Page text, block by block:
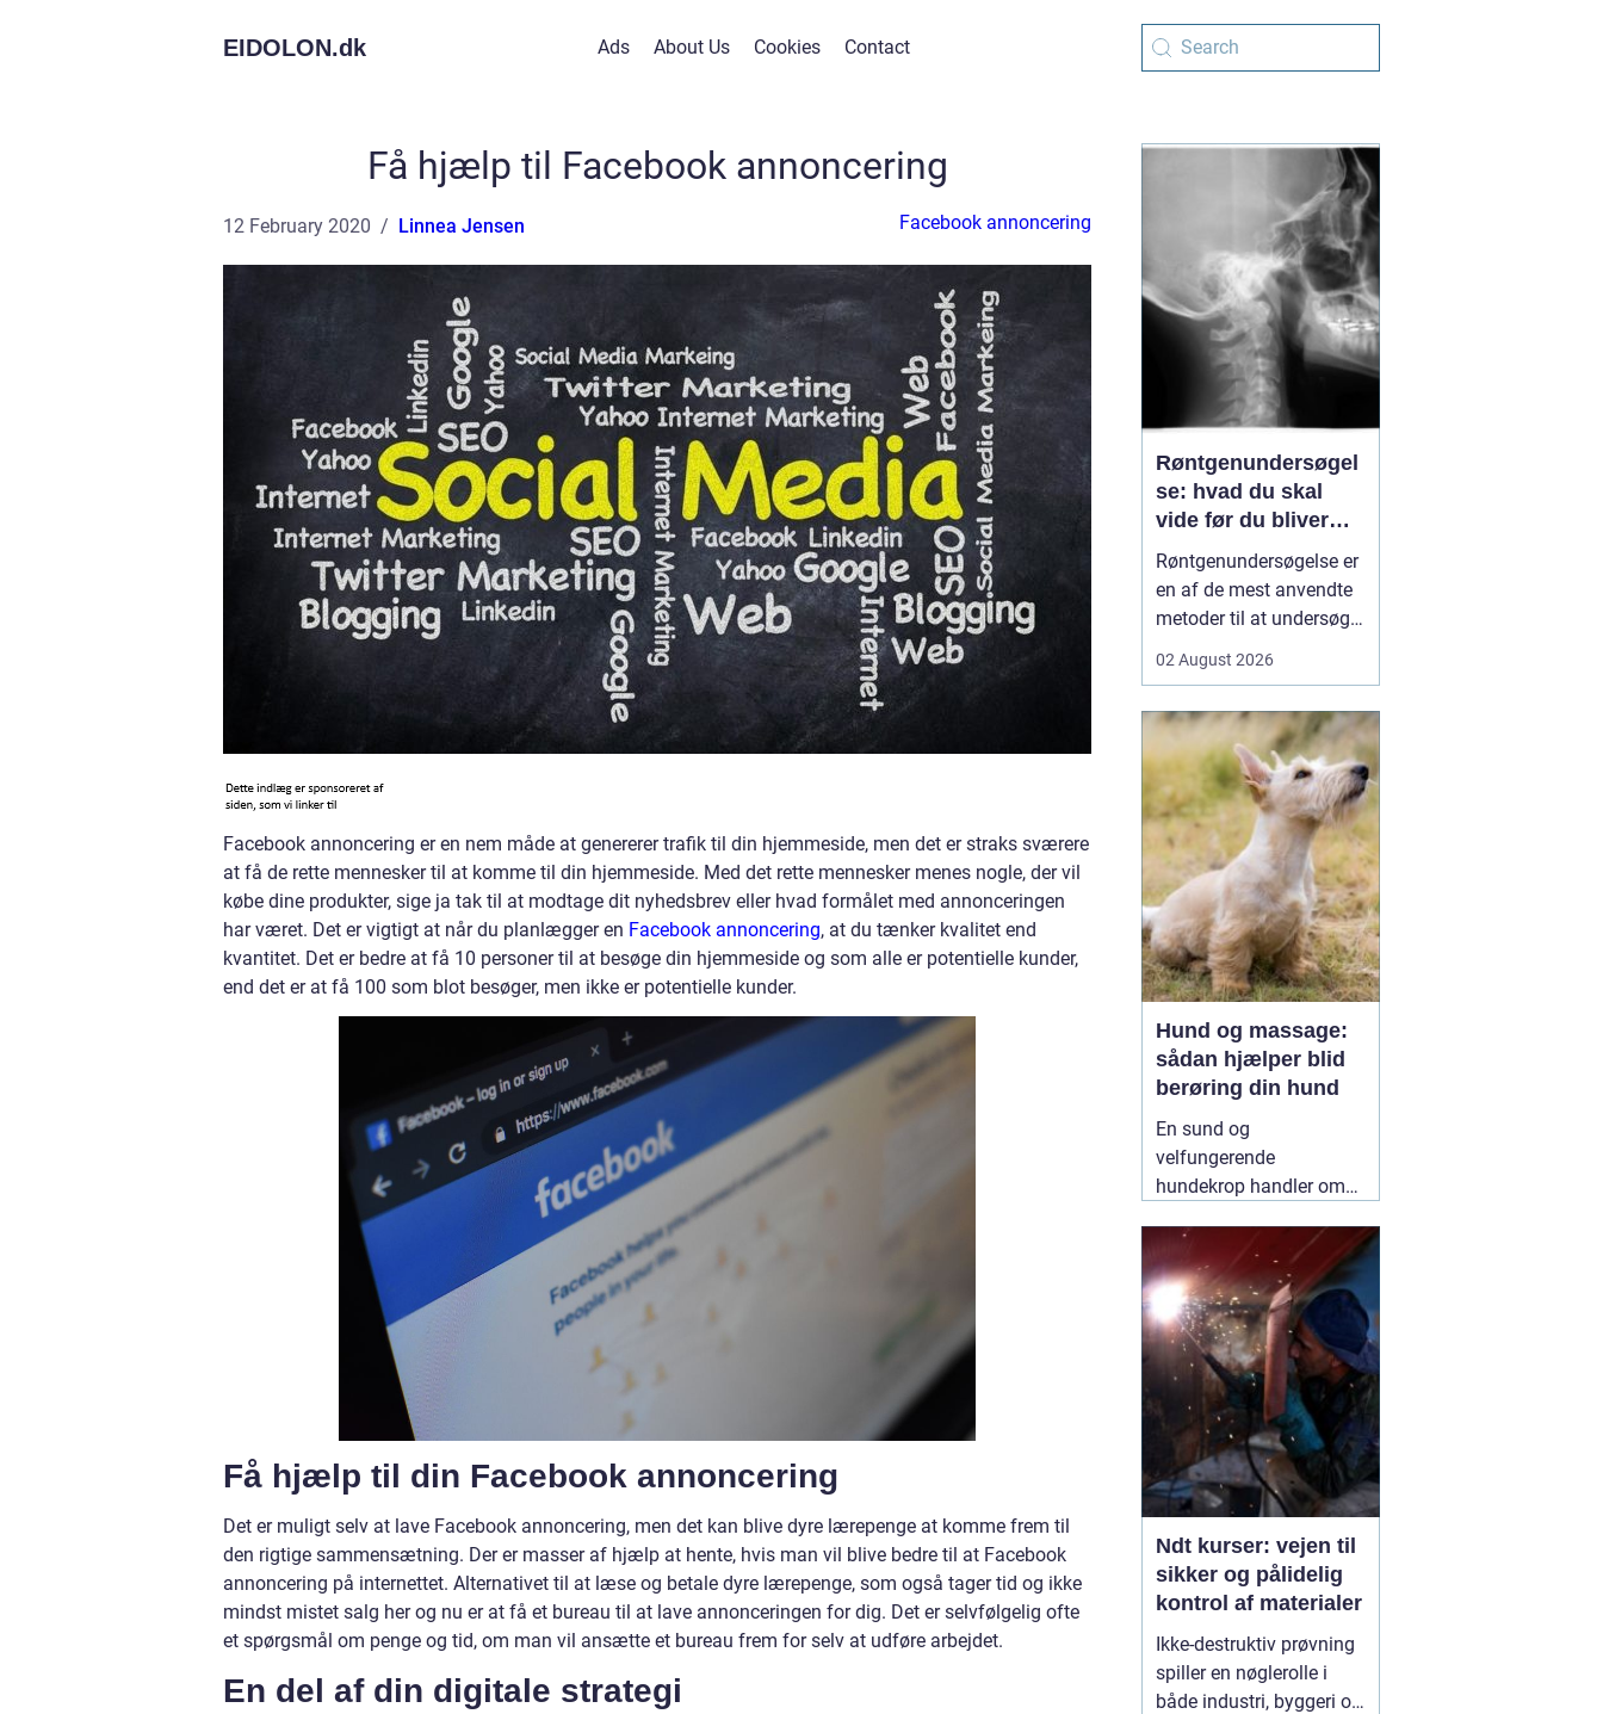
EIDOLON.dk Ads About Us Cookies Contact
Få hjælp til Facebook annoncering
12 February 2020 Linnea Jensen Facebook annoncering
Facebook annoncering er en nem måde at genererer trafik til din hjemmeside, men det er straks sværere
at få de rette mennesker til at komme til din hjemmeside. Med det rette mennesker menes nogle, der vil
købe dine produkter, sige ja tak til at modtage dit nyhedsbrev eller hvad formålet med annonceringen
har været. Det er vigtigt at når du planlægger en Facebook annoncering, at du tænker kvalitet end
kvantitet. Det er bedre at få 10 personer til at besøge din hjemmeside og som alle er potentielle kunder,
end det er at få 100 som blot besøger, men ikke er potentielle kunder.
Få hjælp til din Facebook annoncering
Det er muligt selv at lave Facebook annoncering, men det kan blive dyre lærepenge at komme frem til
den rigtige sammensætning. Der er masser af hjælp at hente, hvis man vil blive bedre til at Facebook
annoncering på internettet. Alternativet til at læse og betale dyre lærepenge, som også tager tid og ikke
mindst mistet salg her og nu er at få et bureau til at lave annonceringen for dig. Det er selvfølgelig ofte
et spørgsmål om penge og tid, om man vil ansætte et bureau frem for selv at udføre arbejdet.
En del af din digitale strategi
Røntgenundersøgel
se: hvad du skal
vide før du bliver
undersøgt
Røntgenundersøgelse er
en af de mest anvendte
metoder til at undersøge
kroppen på en hurtig og
mennesker møder før
eller siden denne
undersøgelsesform i
forbindelse med ulykker,
smerter i led eller ryg, e...
02 August 2026
Hund og massage:
sådan hjælper blid
berøring din hund
En sund og
velfungerende
hundekrop handler om
og legetid. Mange
hundeejere oplever, at
deres hund bliver stiv,
øm eller ændrer adfærd
uden en tydelig årsag.
Her kan12 May 2026
Ndt kurser: vejen til
sikker og pålidelig
kontrol af materialer
Ikke-destruktiv prøvning
spiller en nøglerolle i
både industri, byggeri og